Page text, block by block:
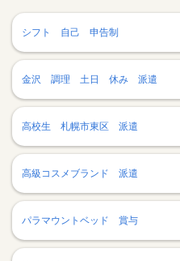
シフト 自己 申告制
金沢 調理 土日 休み 派遣
高校生 札幌市東区 派遣
高級コスメブランド 派遣
パラマウントベッド 賞与